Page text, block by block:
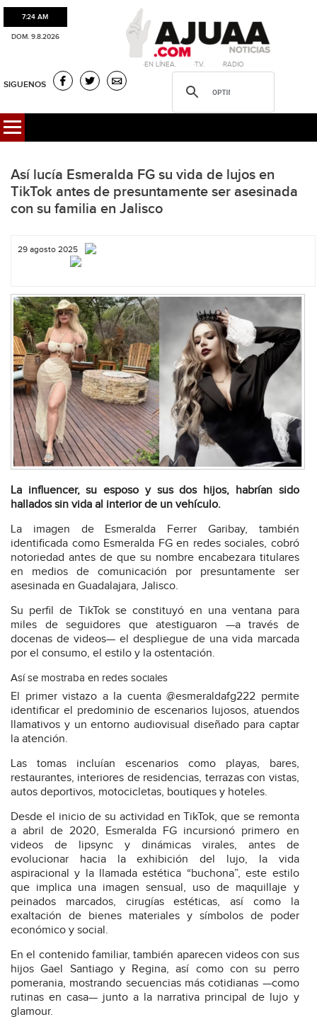
7:24 AM
DOM. 9.8.2026
·EN LÍNEA. ·T.V. ·RADIO
SIGUENOS
Así lucía Esmeralda FG su vida de lujos en
TikTok antes de presuntamente ser asesinada
con su familia en Jalisco
29 agosto 2025
La influencer, su esposo y sus dos hijos, habrían sido
hallados sin vida al interior de un vehículo.
La imagen de Esmeralda Ferrer Garibay, también
identificada como Esmeralda FG en redes sociales, cobró
notoriedad antes de que su nombre encabezara titulares
en medios de comunicación por presuntamente ser
asesinada en Guadalajara, Jalisco.
Su perfil de TikTok se constituyó en una ventana para
miles de seguidores que atestiguaron —a través de
docenas de videos— el despliegue de una vida marcada
por el consumo, el estilo y la ostentación.
Así se mostraba en redes sociales
El primer vistazo a la cuenta @esmeraldafg222 permite
identificar el predominio de escenarios lujosos, atuendos
llamativos y un entorno audiovisual diseñado para captar
la atención.
Las tomas incluían escenarios como playas, bares,
restaurantes, interiores de residencias, terrazas con vistas,
autos deportivos, motocicletas, boutiques y hoteles.
Desde el inicio de su actividad en TikTok, que se remonta
a abril de 2020, Esmeralda FG incursionó primero en
videos de lipsync y dinámicas virales, antes de
evolucionar hacia la exhibición del lujo, la vida
aspiracional y la llamada estética “buchona”, este estilo
que implica una imagen sensual, uso de maquillaje y
peinados marcados, cirugías estéticas, así como la
exaltación de bienes materiales y símbolos de poder
económico y social.
En el contenido familiar, también aparecen videos con sus
hijos Gael Santiago y Regina, así como con su perro
pomerania, mostrando secuencias más cotidianas —como
rutinas en casa— junto a la narrativa principal de lujo y
glamour.